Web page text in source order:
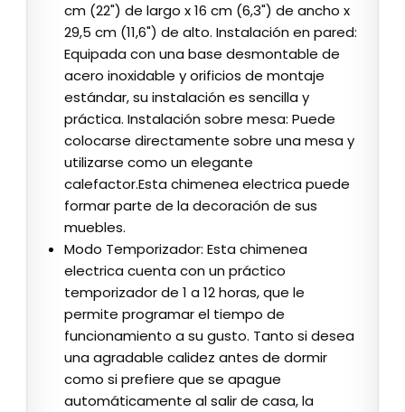
cm (22") de largo x 16 cm (6,3") de ancho x
29,5 cm (11,6") de alto. Instalación en pared:
Equipada con una base desmontable de
acero inoxidable y orificios de montaje
estándar, su instalación es sencilla y
práctica. Instalación sobre mesa: Puede
colocarse directamente sobre una mesa y
utilizarse como un elegante
calefactor.Esta chimenea electrica puede
formar parte de la decoración de sus
muebles.
Modo Temporizador: Esta chimenea
electrica cuenta con un práctico
temporizador de 1 a 12 horas, que le
permite programar el tiempo de
funcionamiento a su gusto. Tanto si desea
una agradable calidez antes de dormir
como si prefiere que se apague
automáticamente al salir de casa, la